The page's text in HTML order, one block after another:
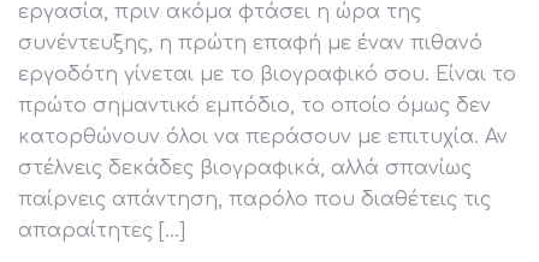
εργασία, πριν ακόμα φτάσει η ώρα της
συνέντευξης, η πρώτη επαφή με έναν πιθανό
εργοδότη γίνεται με το βιογραφικό σου. Είναι το
πρώτο σημαντικό εμπόδιο, το οποίο όμως δεν
κατορθώνουν όλοι να περάσουν με επιτυχία. Αν
στέλνεις δεκάδες βιογραφικά, αλλά σπανίως
παίρνεις απάντηση, παρόλο που διαθέτεις τις
απαραίτητες […]